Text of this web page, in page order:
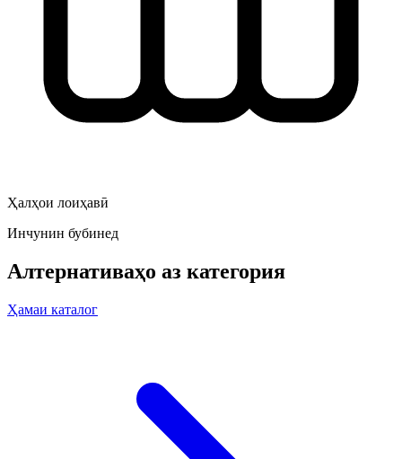
Ҳалҳои лоиҳавӣ
Инчунин бубинед
Алтернативаҳо аз категория
Ҳамаи каталог